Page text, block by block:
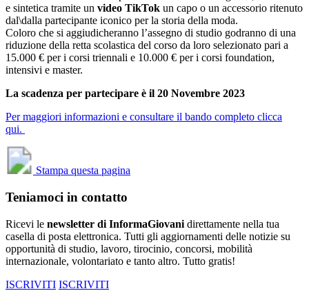
e sintetica tramite un video TikTok un capo o un accessorio ritenuto
dal\dalla partecipante iconico per la storia della moda.
Coloro che si aggiudicheranno l’assegno di studio godranno di una
riduzione della retta scolastica del corso da loro selezionato pari a
15.000 € per i corsi triennali e 10.000 € per i corsi foundation,
intensivi e master.
La scadenza per partecipare è il 20 Novembre 2023
Per maggiori informazioni e consultare il bando completo clicca
qui.
Stampa questa pagina
Teniamoci in contatto
Ricevi le newsletter di InformaGiovani direttamente nella tua
casella di posta elettronica. Tutti gli aggiornamenti delle notizie su
opportunità di studio, lavoro, tirocinio, concorsi, mobilità
internazionale, volontariato e tanto altro. Tutto gratis!
ISCRIVITI ISCRIVITI